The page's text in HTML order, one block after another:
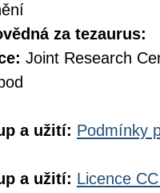
za tezaurus:
Joint Research
a užití: Podmínky
a užití: Licence